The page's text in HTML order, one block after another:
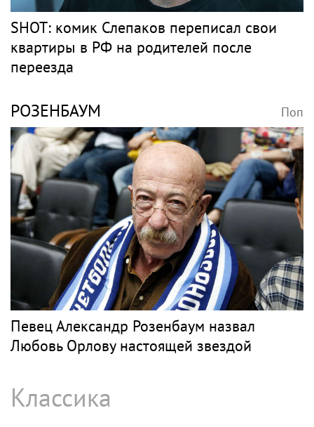
SHOT: комик Слепаков переписал свои
квартиры в РФ на родителей после
переезда
РОЗЕНБАУМ Поп
Певец Александр Розенбаум назвал
Любовь Орлову настоящей звездой
Классика